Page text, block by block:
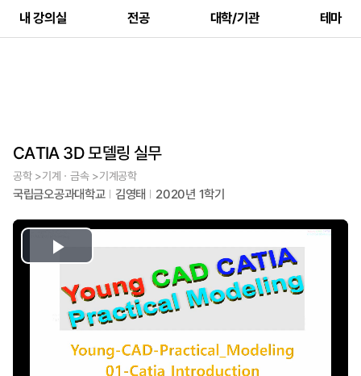
내 강의실 전공 대학/기관 테마
CATIA 3D 모델링 실무
공학 >기계ㆍ금속 >기계공학
국립금오공과대학교 김영태 2020년 1학기
Play
Video